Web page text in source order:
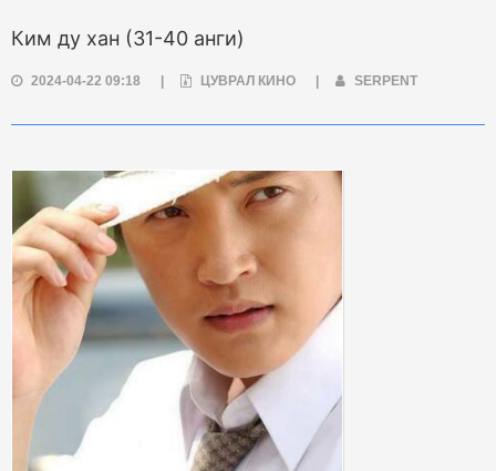
Ким ду хан (31-40 анги)
2024-04-22 09:18 ЦУВРАЛ КИНО SERPENT